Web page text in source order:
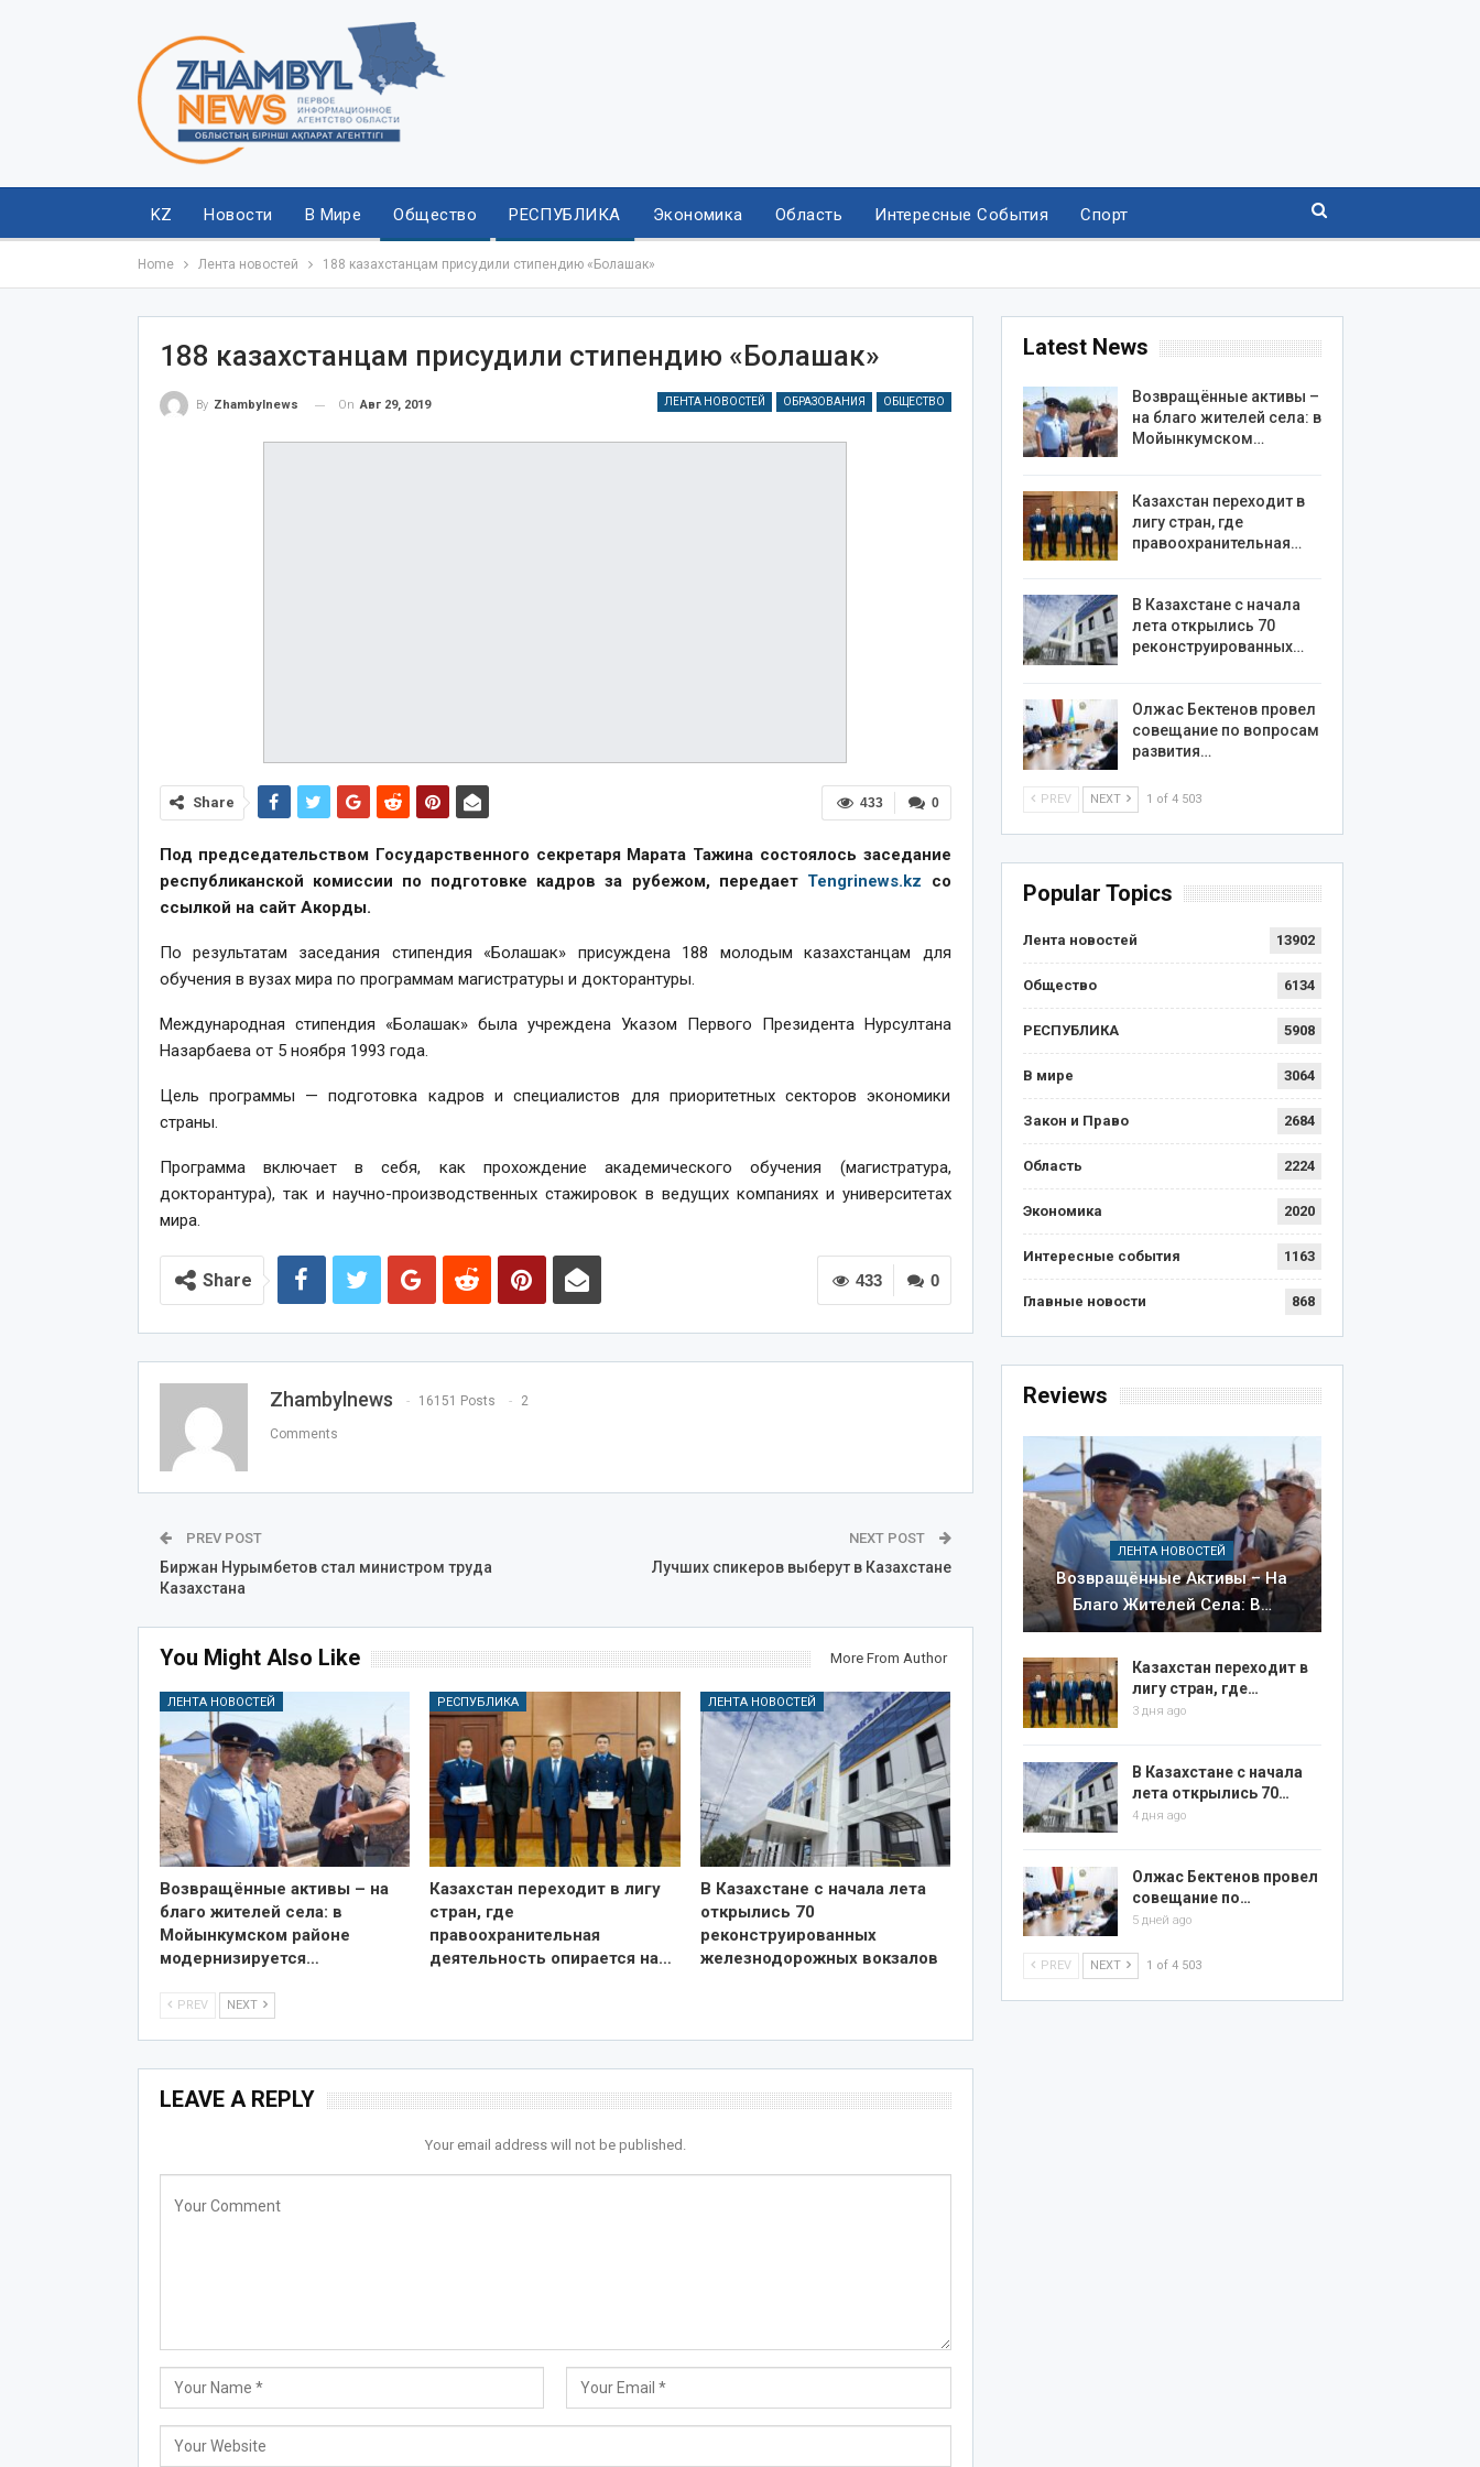
KZ Новости В Мире Общество РЕСПУБЛИКА Экономика Область Интересные События Спорт
Home Лента новостей 188 казахстанцам присудили стипендию «Болашак»
188 казахстанцам присудили стипендию «Болашак»
ЛЕНТА НОВОСТЕЙ ОБРАЗОВАНИЯ ОБЩЕСТВО
By Zhambylnews On Авг 29, 2019
0
433
Share
Под председательством Государственного секретаря Марата Тажина состоялось заседание
республиканской комиссии по подготовке кадров за рубежом, передает Tengrinews.kz со
ссылкой на сайт Акорды.
По результатам заседания стипендия «Болашак» присуждена 188 молодым казахстанцам для
обучения в вузах мира по программам магистратуры и докторантуры.
Международная стипендия «Болашак» была учреждена Указом Первого Президента Нурсултана
Назарбаева от 5 ноября 1993 года.
Цель программы — подготовка кадров и специалистов для приоритетных секторов экономики
страны.
Программа включает в себя, как прохождение академического обучения (магистратура,
докторантура), так и научно-производственных стажировок в ведущих компаниях и университетах
мира.
0
433
Share
Zhambylnews 16151 Posts 2
Comments
PREV POST
Биржан Нурымбетов стал министром труда
Казахстана
NEXT POST
Лучших спикеров выберут в Казахстане
You Might Also Like More From Author
ЛЕНТА НОВОСТЕЙ
Возвращённые активы – на
благо жителей села: в
Мойынкумском районе
модернизируется…
РЕСПУБЛИКА
Казахстан переходит в лигу
стран, где
правоохранительная
деятельность опирается на…
ЛЕНТА НОВОСТЕЙ
В Казахстане с начала лета
открылись 70
реконструированных
железнодорожных вокзалов
PREV NEXT
LEAVE A REPLY
Your email address will not be published.
Latest News
Возвращённые активы –
на благо жителей села: в
Мойынкумском…
Казахстан переходит в
лигу стран, где
правоохранительная…
В Казахстане с начала
лета открылись 70
реконструированных…
Олжас Бектенов провел
совещание по вопросам
развития…
PREV NEXT 1 of 4 503
Popular Topics
Лента новостей 13902
Общество 6134
РЕСПУБЛИКА 5908
В мире 3064
Закон и Право 2684
Область 2224
Экономика 2020
Интересные события 1163
Главные новости 868
Reviews
ЛЕНТА НОВОСТЕЙ
Возвращённые Активы – На
Благо Жителей Села: В…
Казахстан переходит в
лигу стран, где…
3 дня ago
В Казахстане с начала
лета открылись 70…
4 дня ago
Олжас Бектенов провел
совещание по…
5 дней ago
PREV NEXT 1 of 4 503